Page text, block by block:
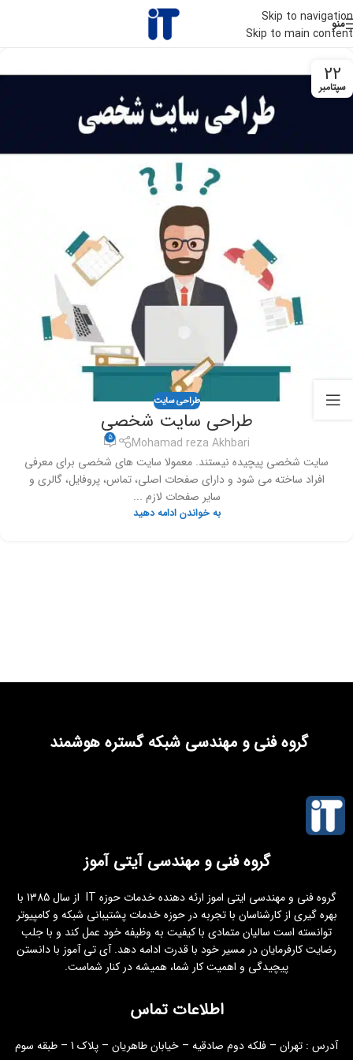
Skip to navigation
Skip to main content
منو
22
سپتامبر
طراحی سایت
طراحی سایت شخصی
Mohamad reza Akhbari
5
سایت شخصی پیچیده نیستند. معمولا سایت های شخصی برای معرفی
افراد ساخته می شود و دارای صفحات اصلی، تماس، پروفایل، گالری و
سایر صفحات لازم ...
به خواندن ادامه دهید
گروه فنی و مهندسی شبکه گستره هوشمند
گروه فنی و مهندسی آیتی آموز
گروه فنی و مهندسی ایتی اموز ارئه دهنده خدمات حوزه IT از سال 1385 با
بهره گیری از کارشناسان با تجربه در حوزه خدمات پشتیبانی شبکه و کامپیوتر
توانسته است سالیان متمادی با کیفیت به وظیفه خود عمل کند و با جلب
رضایت کارفرمایان در مسیر خود با قدرت ادامه دهد. آی تی آموز با دانستن
پیچیدگی و اهمیت کار شما، همیشه در کنار شماست.
اطلاعات تماس
آدرس : تهران – فلکه دوم صادقیه – خیابان طاهریان – پلاک 1 – طبقه سوم